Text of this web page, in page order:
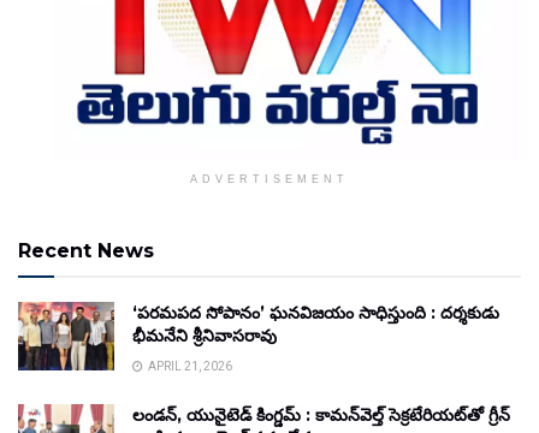
ADVERTISEMENT
Recent News
‘పరమపద సోపానం’ ఘనవిజయం సాధిస్తుంది : దర్శకుడు
భీమనేని శ్రీనివాసరావు
APRIL 21, 2026
లండన్, యునైటెడ్ కింగ్డమ్ : కామన్‌వెల్త్ సెక్రటేరియట్‌తో గ్రీన్